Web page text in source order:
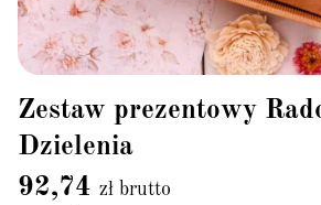
Zestaw prezentowy
Dzielenia
92,74 zł brutto